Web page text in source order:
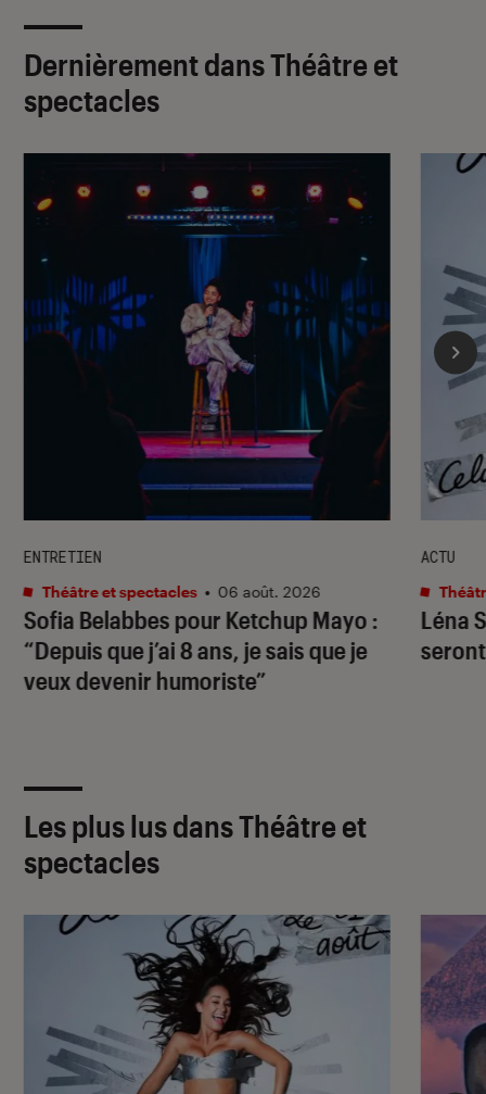
Dernièrement dans Théâtre et
spectacles
Sofia Belabbes pour Ketchup Mayo :
“Depuis que j’ai 8 ans, je sais que je
veux devenir humoriste”
ENTRETIEN
Théâtre et spectacles • 06 août. 2026
Léna
ACTU
Les plus lus dans Théâtre et
spectacles